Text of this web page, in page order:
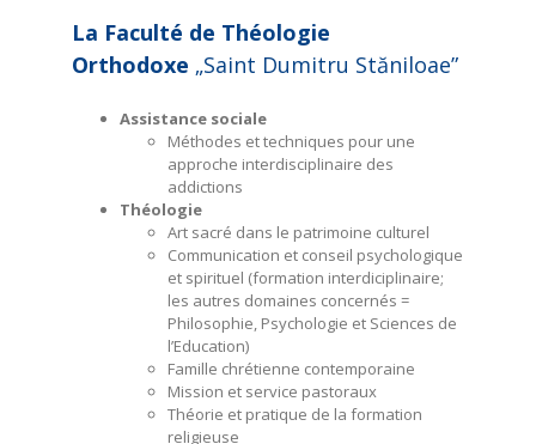
La Faculté de Théologie
Orthodoxe „Saint Dumitru Stăniloae”
Assistance sociale
Méthodes et techniques pour une
approche interdisciplinaire des
addictions
Théologie
Art sacré dans le patrimoine culturel
Communication et conseil psychologique
et spirituel (formation interdiciplinaire;
les autres domaines concernés =
Philosophie, Psychologie et Sciences de
l’Education)
Famille chrétienne contemporaine
Mission et service pastoraux
Théorie et pratique de la formation
religieuse